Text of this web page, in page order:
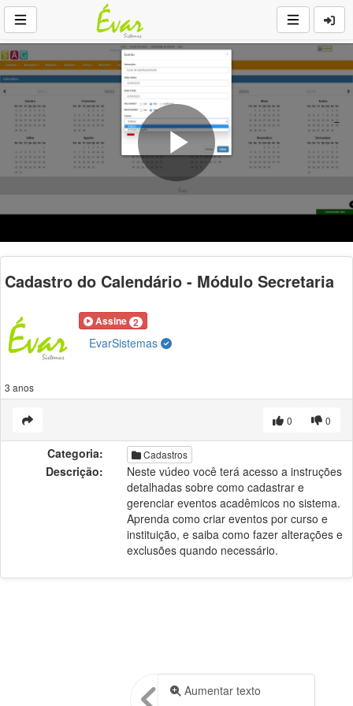
Play
Video
Cadastro do Calendário - Módulo Secretaria
Assine 2
EvarSistemas
3 anos
0
0
Categoria: Cadastros
Descrição:
Neste vúdeo você terá acesso a instruções
detalhadas sobre como cadastrar e
gerenciar eventos acadêmicos no sistema.
Aprenda como criar eventos por curso e
instituição, e saiba como fazer alterações e
exclusões quando necessário.
Aumentar texto